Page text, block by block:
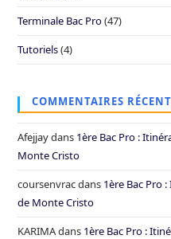
Terminale Bac Pro(47)
Tutoriels(4)
COMMENTAIRES
Afejjaydans 1ère Bac Pro :
Monte Cristo
coursenvracdans 1ère Bac Pro
de Monte Cristo
KARIMAdans 1ère Bac Pro :